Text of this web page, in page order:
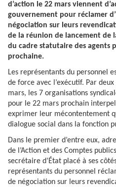
d’action le 22 mars viennent
gouvernement pour réclamer
négociation sur leurs
de la réunion de lancement de
du cadre statutaire des agents
prochaine.
Les représentants du personnel
de force avec l’exécutif. Par
mars, les 7 organisations
pour le 22 mars prochain
exprimer leur mécontentement
dialogue social dans la fonction
Dans le premier d’entre eux,
de l’Action et des Comptes
secrétaire d’État placé à ses
représentants du personnel
de négociation sur leurs